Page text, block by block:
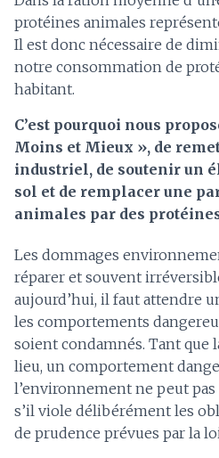
protéines animales
Il est donc nécessaire de
notre consommation de
habitant.​
C’est pourquoi nous
Moins et Mieux », de
industriel, de soutenir un
sol et de remplacer une
animales par des
Les dommages
réparer et souvent
aujourd’hui, il faut attendre
les comportements
soient condamnés. Tant que
lieu, un comportement
l’environnement ne peut
s’il viole délibérément les
de prudence prévues par la